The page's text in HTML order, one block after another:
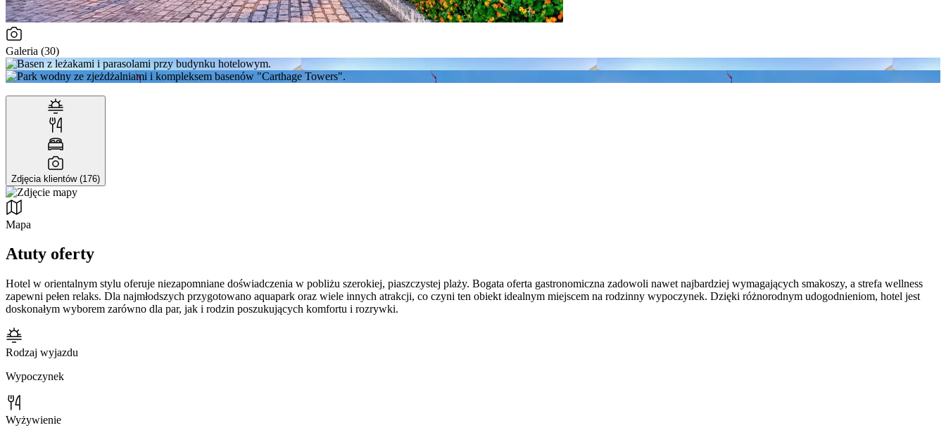
Galeria (30)
Zdjęcia klientów (176)
Mapa
Atuty oferty
Hotel w orientalnym stylu oferuje niezapomniane doświadczenia w pobliżu szerokiej, piaszczystej plaży. Bogata oferta gastronomiczna zadowoli nawet najbardziej wymagających smakoszy, a strefa wellness
zapewni pełen relaks. Dla najmłodszych przygotowano aquapark oraz wiele innych atrakcji, co czyni ten obiekt idealnym miejscem na rodzinny wypoczynek. Dzięki różnorodnym udogodnieniom, hotel jest
doskonałym wyborem zarówno dla par, jak i rodzin poszukujących komfortu i rozrywki.
Rodzaj wyjazdu
Wypoczynek
Wyżywienie